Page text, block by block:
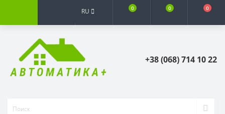
RU 0 0 0
+38 (068) 714 10 22